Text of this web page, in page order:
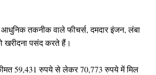
आधुनिक तकनीक वाले फीचर्स, दमदार इंजन, लंबा
पसंद करते हैं।
59,431 रुपये से लेकर 70,773 रुपये में मिल